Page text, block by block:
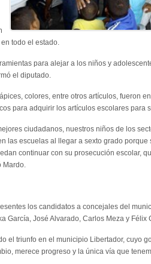
todo el estado.
para alejar a los niños y
el diputado.
colores, entre otros artículos, fueron
para adquirir los artículos escolares para
ciudadanos, nuestros niños de los
las escuelas al llegar a sexto grado porque
continuar con su prosecución escolar,
los candidatos a concejales del
García, José Alvarado, Carlos Meza y Félix
el triunfo en el municipio Libertador, cuyo
merece progreso y la única vía que